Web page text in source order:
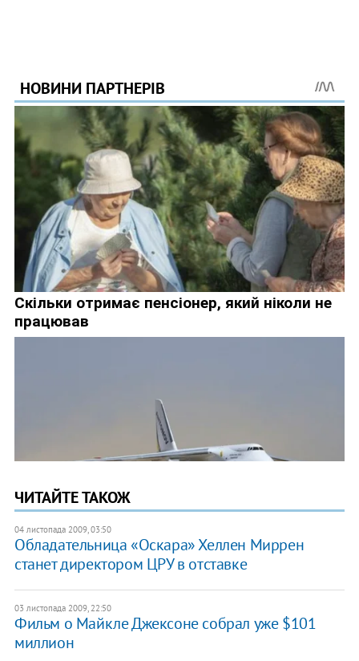
ЧИТАЙТЕ ТАКОЖ
04 листопада 2009, 03:50
Обладательница «Оскара» Хеллен Миррен
станет директором ЦРУ в отставке
03 листопада 2009, 22:50
Фильм о Майкле Джексоне собрал уже $101
миллион